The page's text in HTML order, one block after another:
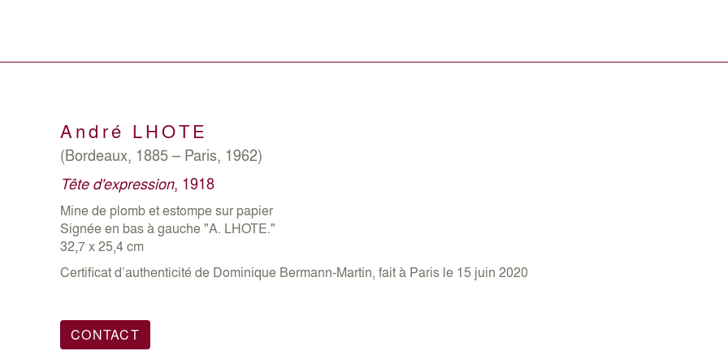
André LHOTE
(Bordeaux, 1885 – Paris, 1962)
Tête d'expression, 1918
Mine de plomb et estompe sur papier
Signée en bas à gauche "A. LHOTE."
32,7 x 25,4 cm
Certificat d’authenticité de Dominique Bermann-Martin, fait à Paris le 15 juin 2020
CONTACT